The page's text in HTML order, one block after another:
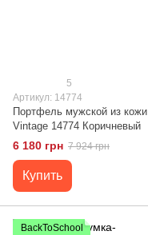
5
Артикул: 14774
Портфель мужской из кожи
Vintage 14774 Коричневый
6 180 грн 7 924 грн
Купить
BackToSchool